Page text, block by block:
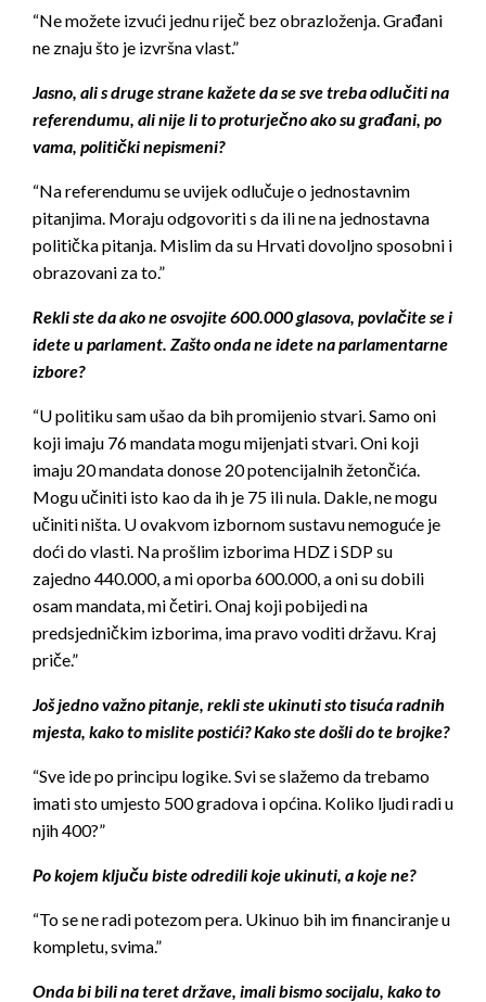
“Ne možete izvući jednu riječ bez obrazloženja. Građani
ne znaju što je izvršna vlast.”
Jasno, ali s druge strane kažete da se sve treba odlučiti na
referendumu, ali nije li to proturječno ako su građani, po
vama, politički nepismeni?
“Na referendumu se uvijek odlučuje o jednostavnim
pitanjima. Moraju odgovoriti s da ili ne na jednostavna
politička pitanja. Mislim da su Hrvati dovoljno sposobni i
obrazovani za to.”
Rekli ste da ako ne osvojite 600.000 glasova, povlačite se i
idete u parlament. Zašto onda ne idete na parlamentarne
izbore?
“U politiku sam ušao da bih promijenio stvari. Samo oni
koji imaju 76 mandata mogu mijenjati stvari. Oni koji
imaju 20 mandata donose 20 potencijalnih žetončića.
Mogu učiniti isto kao da ih je 75 ili nula. Dakle, ne mogu
učiniti ništa. U ovakvom izbornom sustavu nemoguće je
doći do vlasti. Na prošlim izborima HDZ i SDP su
zajedno 440.000, a mi oporba 600.000, a oni su dobili
osam mandata, mi četiri. Onaj koji pobijedi na
predsjedničkim izborima, ima pravo voditi državu. Kraj
priče.”
Još jedno važno pitanje, rekli ste ukinuti sto tisuća radnih
mjesta, kako to mislite postići? Kako ste došli do te brojke?
“Sve ide po principu logike. Svi se slažemo da trebamo
imati sto umjesto 500 gradova i općina. Koliko ljudi radi u
njih 400?”
Po kojem ključu biste odredili koje ukinuti, a koje ne?
“To se ne radi potezom pera. Ukinuo bih im financiranje u
kompletu, svima.”
Onda bi bili na teret države, imali bismo socijalu, kako to